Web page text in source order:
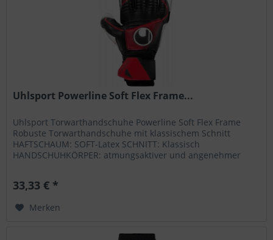
Uhlsport Powerline Soft Flex Frame...
Uhlsport Torwarthandschuhe Powerline Soft Flex Frame
Robuste Torwarthandschuhe mit klassischem Schnitt
HAFTSCHAUM: SOFT-Latex SCHNITT: Klassisch
HANDSCHUHKÖRPER: atmungsaktiver und angenehmer
33,33 € *
Merken